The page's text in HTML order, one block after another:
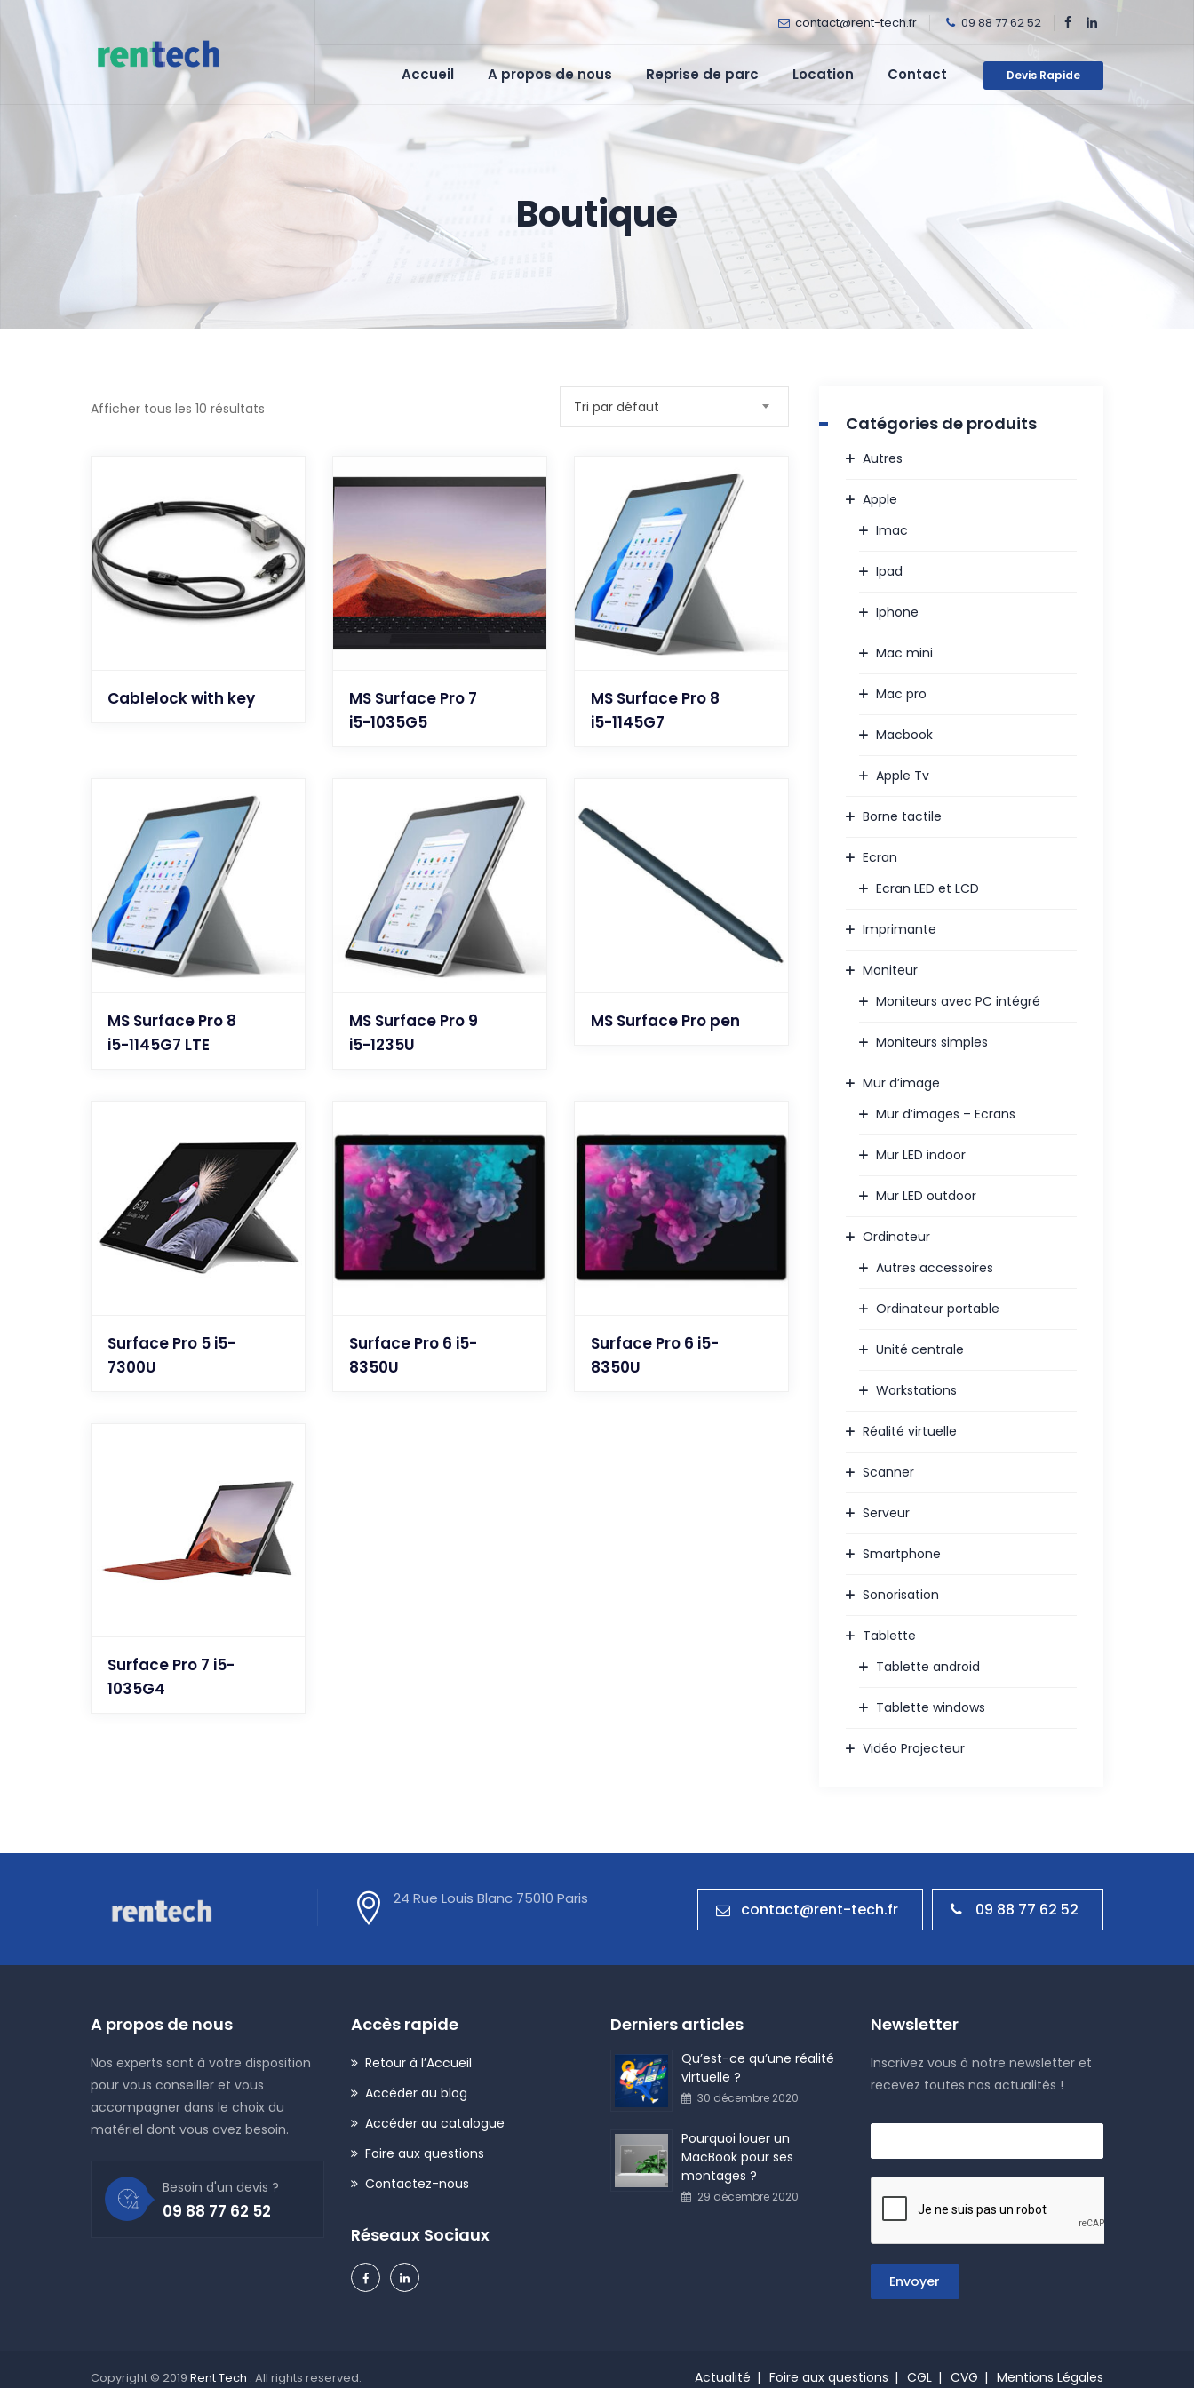
contact@rent-tech.fr 09 88 77 62 52
Devis Rapide
Accueil A propos de nous Reprise de parc Location Contact
Boutique
Afficher tous les 10 résultats Tri par défaut
Cablelock with key
MS Surface Pro 7
i5-1035G5
MS Surface Pro 8
i5-1145G7
MS Surface Pro 8
i5-1145G7 LTE
MS Surface Pro 9
i5-1235U
MS Surface Pro pen
Surface Pro 5 i5-
7300U
Surface Pro 6 i5-
8350U
Surface Pro 6 i5-
8350U
Surface Pro 7 i5-
1035G4
Catégories de produits
Autres
Apple
Imac
Ipad
Iphone
Mac mini
Mac pro
Macbook
Apple Tv
Borne tactile
Ecran
Ecran LED et LCD
Imprimante
Moniteur
Moniteurs avec PC intégré
Moniteurs simples
Mur d’image
Mur d’images – Ecrans
Mur LED indoor
Mur LED outdoor
Ordinateur
Autres accessoires
Ordinateur portable
Unité centrale
Workstations
Réalité virtuelle
Scanner
Serveur
Smartphone
Sonorisation
Tablette
Tablette android
Tablette windows
Vidéo Projecteur
24 Rue Louis Blanc 75010 Paris
contact@rent-tech.fr 09 88 77 62 52
A propos de nous
Nos experts sont à votre disposition
pour vous conseiller et vous
accompagner dans le choix du
matériel dont vous avez besoin.
Besoin d'un devis ?
09 88 77 62 52
Accès rapide
Retour à l’Accueil
Accéder au blog
Accéder au catalogue
Foire aux questions
Contactez-nous
Réseaux Sociaux
Derniers articles
Qu’est-ce qu’une réalité
virtuelle ?
30 décembre 2020
Pourquoi louer un
MacBook pour ses
montages ?
29 décembre 2020
Newsletter
Inscrivez vous à notre newsletter et
recevez toutes nos actualités !
Envoyer
Copyright © 2019 Rent Tech . All rights reserved. Actualité Foire aux questions CGL CVG Mentions Légales